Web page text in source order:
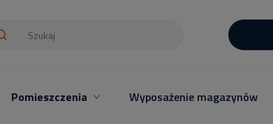
Pomieszczenia Wyposażenie magazynów